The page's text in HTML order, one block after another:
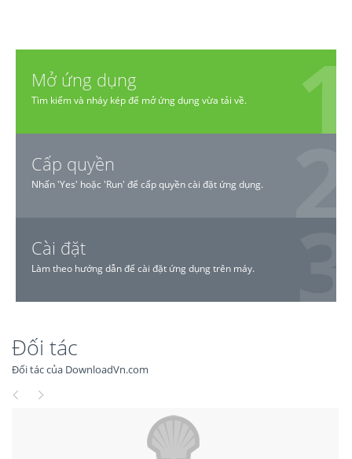
Mở ứng dụng
Tìm kiếm và nháy kép để mở ứng dụng vừa tải về.
Cấp quyền
Nhấn 'Yes' hoặc 'Run' để cấp quyền cài đặt ứng dụng.
Cài đặt
Làm theo hướng dẫn để cài đặt ứng dụng trên máy.
Đối tác
Đối tác của DownloadVn.com